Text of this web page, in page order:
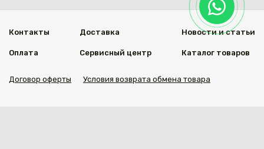
Контакты
Оплата
Доставка
Сервисный центр
Новости и статьи
Каталог товаров
Договор оферты Условия возврата обмена товара